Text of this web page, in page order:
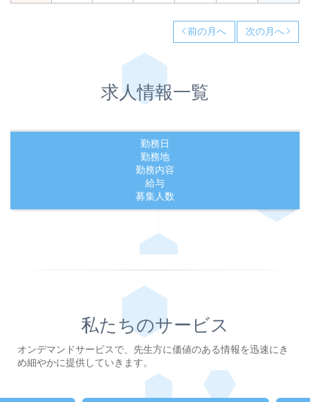
前の月へ 次の月へ
求人情報一覧
勤務日
勤務地
勤務内容
給与
募集人数
私たちのサービス
オンデマンドサービスで、先生方に価値のある情報を迅速にき
め細やかに提供していきます。